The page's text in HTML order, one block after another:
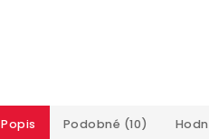
Popis Podobné (10)